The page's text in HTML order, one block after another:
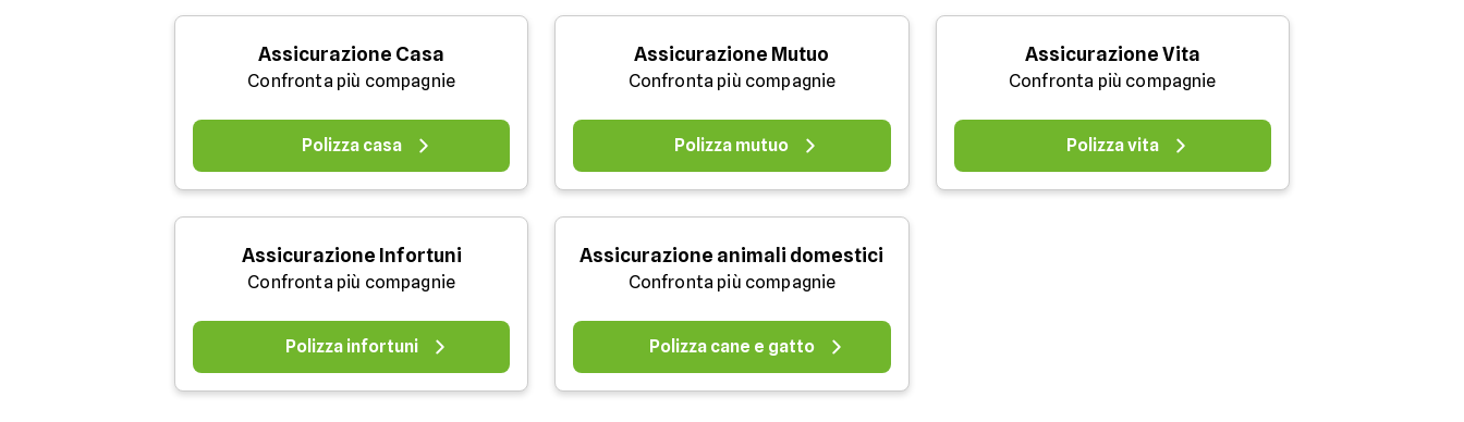
Assicurazione Casa
Confronta più compagnie
Polizza casa
Assicurazione Mutuo
Confronta più compagnie
Polizza mutuo
Assicurazione Vita
Confronta più compagnie
Polizza vita
Assicurazione Infortuni
Confronta più compagnie
Polizza infortuni
Assicurazione animali domestici
Confronta più compagnie
Polizza cane e gatto